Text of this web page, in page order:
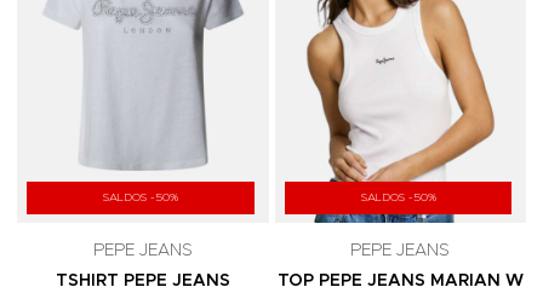
SALDOS -50%
PEPE JEANS
TSHIRT PEPE JEANS
SALDOS -50%
PEPE JEANS
TOP PEPE JEANS MARIAN W